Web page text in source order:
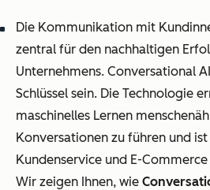
Die Kommunikation mit
zentral für den nachhaltigen
Unternehmens. Conversational
Schlüssel sein. Die Technologie
maschinelles Lernen
Konversationen zu führen und
Kundenservice und E-
Wir zeigen Ihnen, wie